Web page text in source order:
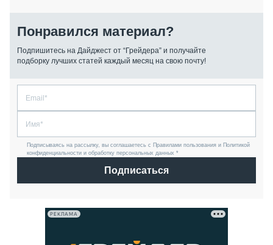
Понравился материал?
Подпишитесь на Дайджест от “Грейдера” и получайте
подборку лучших статей каждый месяц на свою почту!
Подписываясь на рассылку, вы соглашаетесь с Правилами пользования и Политикой
конфиденциальности и обработку персональных данных *
Подписаться
РЕКЛАМА